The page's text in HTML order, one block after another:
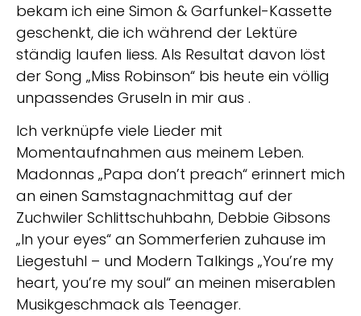
bekam ich eine Simon & Garfunkel-Kassette
geschenkt, die ich während der Lektüre
ständig laufen liess. Als Resultat davon löst
der Song „Miss Robinson“ bis heute ein völlig
unpassendes Gruseln in mir aus .
Ich verknüpfe viele Lieder mit
Momentaufnahmen aus meinem Leben.
Madonnas „Papa don’t preach“ erinnert mich
an einen Samstagnachmittag auf der
Zuchwiler Schlittschuhbahn, Debbie Gibsons
„In your eyes“ an Sommerferien zuhause im
Liegestuhl – und Modern Talkings „You’re my
heart, you’re my soul“ an meinen miserablen
Musikgeschmack als Teenager.